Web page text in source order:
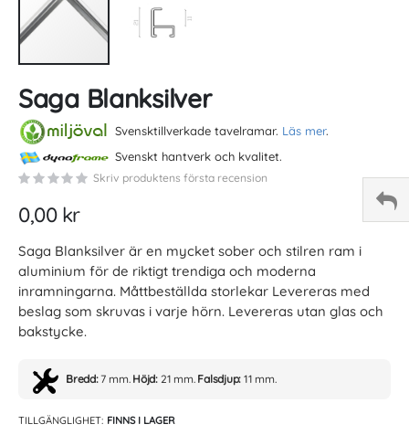
to
the
beginning
of
the
images
gallery
Saga Blanksilver
Svensktillverkade tavelramar. Läs mer.
Svenskt hantverk och kvalitet.
Skriv produktens första recension
0,00 kr
Saga Blanksilver är en mycket sober och stilren ram i
aluminium för de riktigt trendiga och moderna
inramningarna. Måttbeställda storlekar Levereras med
beslag som skruvas i varje hörn. Levereras utan glas och
bakstycke.
Bredd:7 mm. Höjd: 21 mm. Falsdjup: 11 mm.
TILLGÄNGLIGHET: FINNS I LAGER